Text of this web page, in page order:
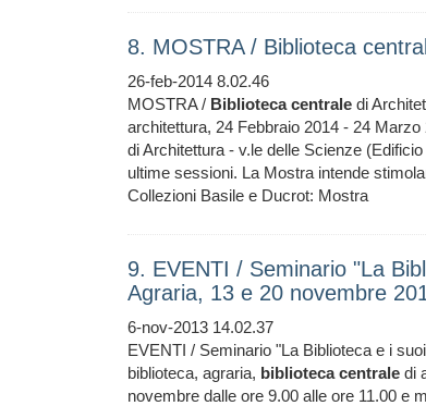
8. MOSTRA / Biblioteca
26-feb-2014 8.02.46
MOSTRA / Biblioteca centrale di
architettura, 24 Febbraio 2014 - 24
di Architettura - v.le delle Scienze
ultime sessioni. La Mostra intende
Collezioni Basile e Ducrot: Mostra
9. EVENTI / Seminario "La
Agraria, 13 e 20 novembre
6-nov-2013 14.02.37
EVENTI / Seminario "La Biblioteca e i
biblioteca, agraria, biblioteca centrale di
novembre dalle ore 9.00 alle ore 11.00 e